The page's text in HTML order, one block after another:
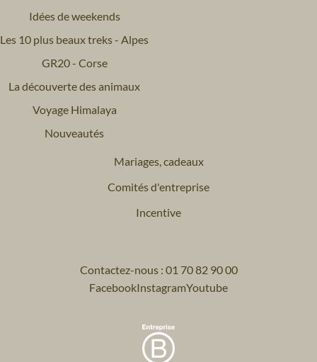
Idées de weekends
Les 10 plus beaux treks - Alpes
GR20 - Corse
La découverte des animaux
Voyage Himalaya
Nouveautés
Mariages, cadeaux
Comités d'entreprise
Incentive
Contactez-nous : 01 70 82 90 00
FacebookInstagramYoutube